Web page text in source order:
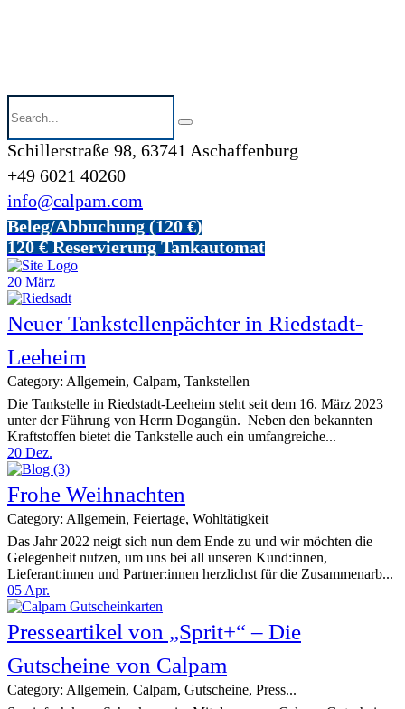
Schillerstraße 98, 63741 Aschaffenburg
+49 6021 40260
info@calpam.com
Beleg/Abbuchung (120 €)
120 € Reservierung Tankautomat
20 März
Neuer Tankstellenpächter in Riedstadt-
Leeheim
Category: Allgemein, Calpam, Tankstellen
Die Tankstelle in Riedstadt-Leeheim steht seit dem 16. März 2023
unter der Führung von Herrn Dogangün. Neben den bekannten
Kraftstoffen bietet die Tankstelle auch ein umfangreiche...
20 Dez.
Frohe Weihnachten
Category: Allgemein, Feiertage, Wohltätigkeit
Das Jahr 2022 neigt sich nun dem Ende zu und wir möchten die
Gelegenheit nutzen, um uns bei all unseren Kund:innen,
Lieferant:innen und Partner:innen herzlichst für die Zusammenarb...
05 Apr.
Presseartikel von „Sprit+“ – Die
Gutscheine von Calpam
Category: Allgemein, Calpam, Gutscheine, Press...